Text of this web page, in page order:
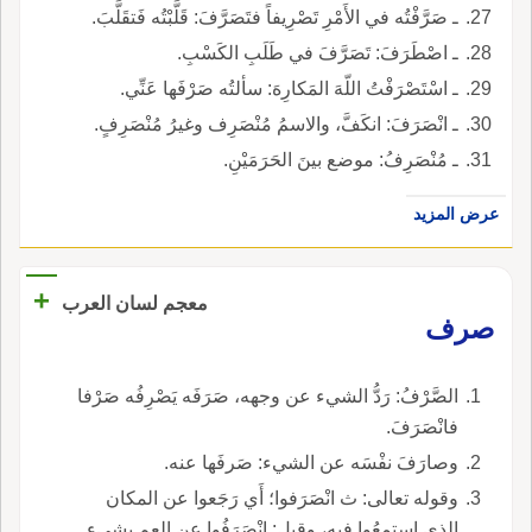
ـ صَرَّفْتُه في الأَمْرِ تَصْرِيفاً فتَصَرَّفَ: قَلَّبْتُه فَتقَلَّبَ.
ـ اصْطَرَفَ: تَصَرَّفَ في طَلَبِ الكَسْبِ.
ـ اسْتَصْرَفْتُ اللّهَ المَكارِهَ: سألتُه صَرْفَها عَنِّي.
ـ انْصَرَفَ: انكَفَّ، والاسمُ مُنْصَرِف وغيرُ مُنْصَرِفٍ.
ـ مُنْصَرِفُ: موضع بينَ الحَرَمَيْنِ.
عرض المزيد
معجم لسان العرب
+
صرف
الصَّرْفُ: رَدُّ الشيء عن وجهه، صَرَفَه يَصْرِفُه صَرْفا
فانْصَرَفَ.
وصارَفَ نفْسَه عن الشيء: صَرفَها عنه.
وقوله تعالى: ث انْصَرَفوا؛ أَي رَجَعوا عن المكان